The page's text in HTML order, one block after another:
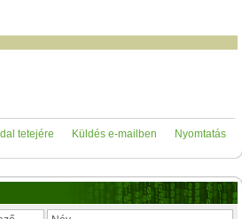
Nyomtatás
Küldés e-mailben
tetejére